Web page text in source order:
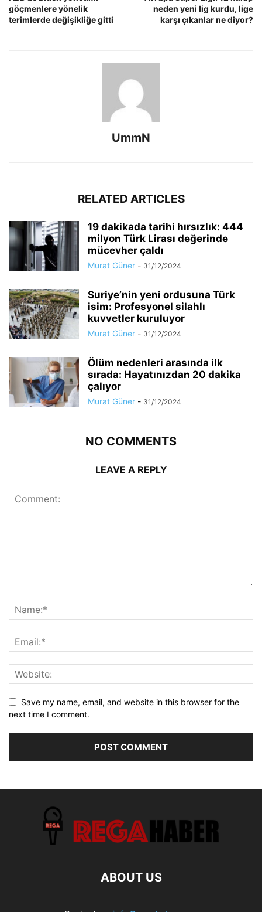
göçmenlere yönelik
terimlerde değişikliğe gitti
neden yeni lig kurdu, lige
karşı çıkanlar ne diyor?
UmmN
RELATED ARTICLES
19 dakikada tarihi hırsızlık: 444
milyon Türk Lirası değerinde
mücevher çaldı
Murat Güner - 31/12/2024
Suriye’nin yeni ordusuna Türk
isim: Profesyonel silahlı
kuvvetler kuruluyor
Murat Güner - 31/12/2024
Ölüm nedenleri arasında ilk
sırada: Hayatınızdan 20 dakika
çalıyor
Murat Güner - 31/12/2024
NO COMMENTS
LEAVE A REPLY
Save my name, email, and website in this browser for the
next time I comment.
ABOUT US